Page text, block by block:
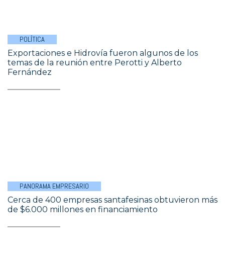
POLÍTICA
Exportaciones e Hidrovía fueron algunos de los
temas de la reunión entre Perotti y Alberto
Fernández
PANORAMA EMPRESARIO
Cerca de 400 empresas santafesinas obtuvieron más
de $6.000 millones en financiamiento